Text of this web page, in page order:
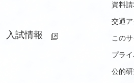
入試情報
資料
交通
この
プラ
公的